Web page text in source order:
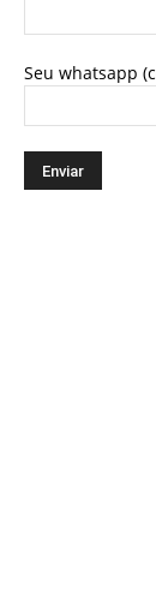
Seu whatsapp